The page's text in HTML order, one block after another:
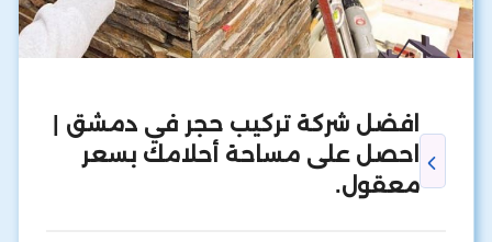
افضل شركة تركيب حجر في دمشق |
احصل على مساحة أحلامك بسعر
معقول.